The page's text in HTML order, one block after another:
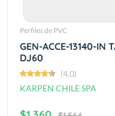
Perfiles de PVC
GEN-ACCE-13140-IN
DJ60
(4.0)
KARPEN CHILE SPA